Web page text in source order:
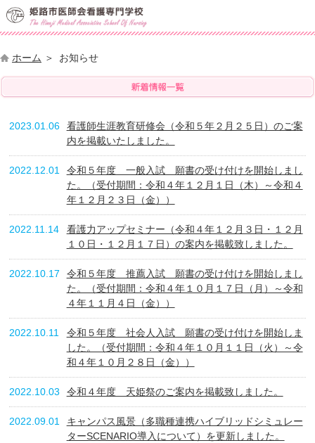
ホーム お知らせ
2023.01.06
看護師生涯教育研修会（令和５年２月２５日）のご案
内を掲載いたしました。
2022.12.01
令和５年度 一般入試 願書の受け付けを開始しまし
た。（受付期間：令和４年１２月１日（木）～令和４
年１２月２３日（金））
2022.11.14
看護力アップセミナー（令和４年１２月３日・１２月
１０日・１２月１７日）の案内を掲載致しました。
2022.10.17
令和５年度 推薦入試 願書の受け付けを開始しまし
た。（受付期間：令和４年１０月１７日（月）～令和
４年１１月４日（金））
2022.10.11
令和５年度 社会人入試 願書の受け付けを開始しま
した。（受付期間：令和４年１０月１１日（火）～令
和４年１０月２８日（金））
2022.10.03 令和４年度 天姫祭のご案内を掲載致しました。
2022.09.01
キャンパス風景（多職種連携ハイブリッドシミュレー
ターSCENARIO導入について）を更新しました。